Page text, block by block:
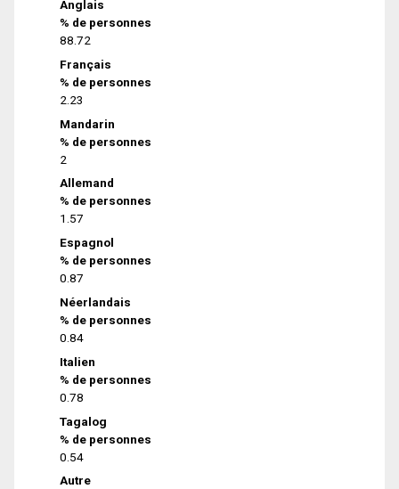
Anglais
% de personnes
88.72
Français
% de personnes
2.23
Mandarin
% de personnes
2
Allemand
% de personnes
1.57
Espagnol
% de personnes
0.87
Néerlandais
% de personnes
0.84
Italien
% de personnes
0.78
Tagalog
% de personnes
0.54
Autre